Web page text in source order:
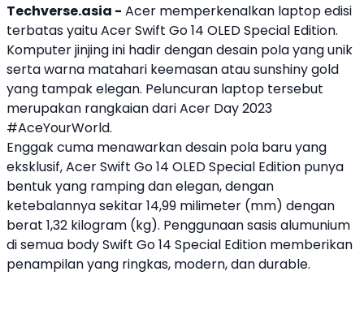
Techverse.asia - Acer memperkenalkan laptopedisi
terbatas yaituAcerSwift Go 14 OLEDSpecial Edition.
Komputer jinjing ini hadir dengan desain pola yang unik
serta warna matahari keemasan atau sunshiny gold
yang tampak elegan. Peluncuran laptop tersebut
merupakan rangkaian dariAcer Day 2023
#AceYourWorld.
Enggak cuma menawarkan desain pola baru yang
eksklusif,AcerSwift Go 14 OLEDSpecial Edition punya
bentuk yang ramping dan elegan, dengan
ketebalannya sekitar 14,99 milimeter (mm) dengan
berat 1,32 kilogram (kg). Penggunaan sasis alumunium
di semua body Swift Go 14 Special Edition memberikan
penampilan yang ringkas, modern, dan durable.